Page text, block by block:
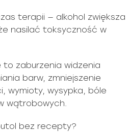
terapii — alkohol zwiększa
nasilać toksyczność w
to zaburzenia widzenia
barw, zmniejszenie
wymioty, wysypka, bóle
wątrobowych.
bez recepty?